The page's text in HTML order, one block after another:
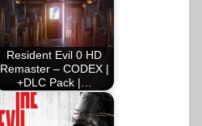
Resident Evil 0 HD
Remaster – CODEX |
+DLC Pack |…